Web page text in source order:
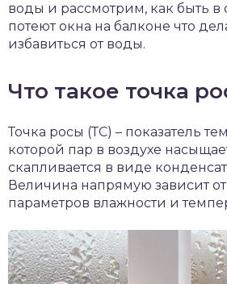
воды и рассмотрим, как быть в
потеют окна на балконе что
избавиться от воды.
Что такое точка
Точка росы (ТС) – показатель
которой пар в воздухе
скапливается в виде
Величина напрямую зависит
параметров влажности и